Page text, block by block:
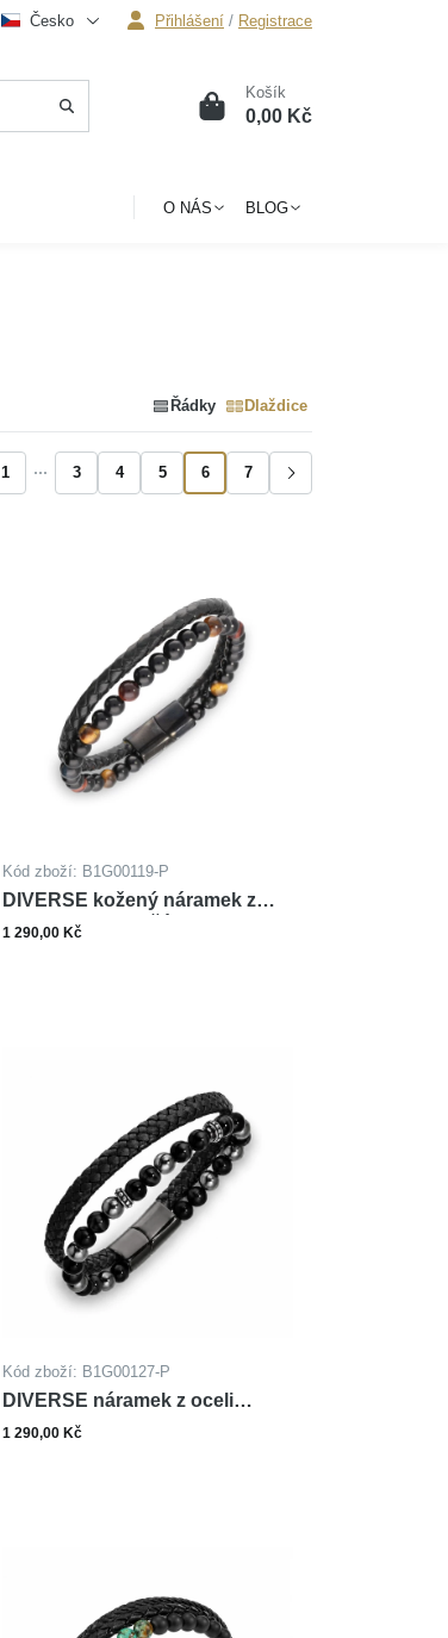
Česko Přihlášení / Registrace
0 Košík
0,00 Kč
O NÁS BLOG
Řádky Dlaždice
1 3 4 5 6 7
Kód zboží: B1G00119-P
DIVERSE kožený náramek z
oceli ONYX TYGŘÍ OKO
1 290,00 Kč
Kód zboží: B1G00127-P
DIVERSE náramek z oceli
HEMATIT ONYX
1 290,00 Kč